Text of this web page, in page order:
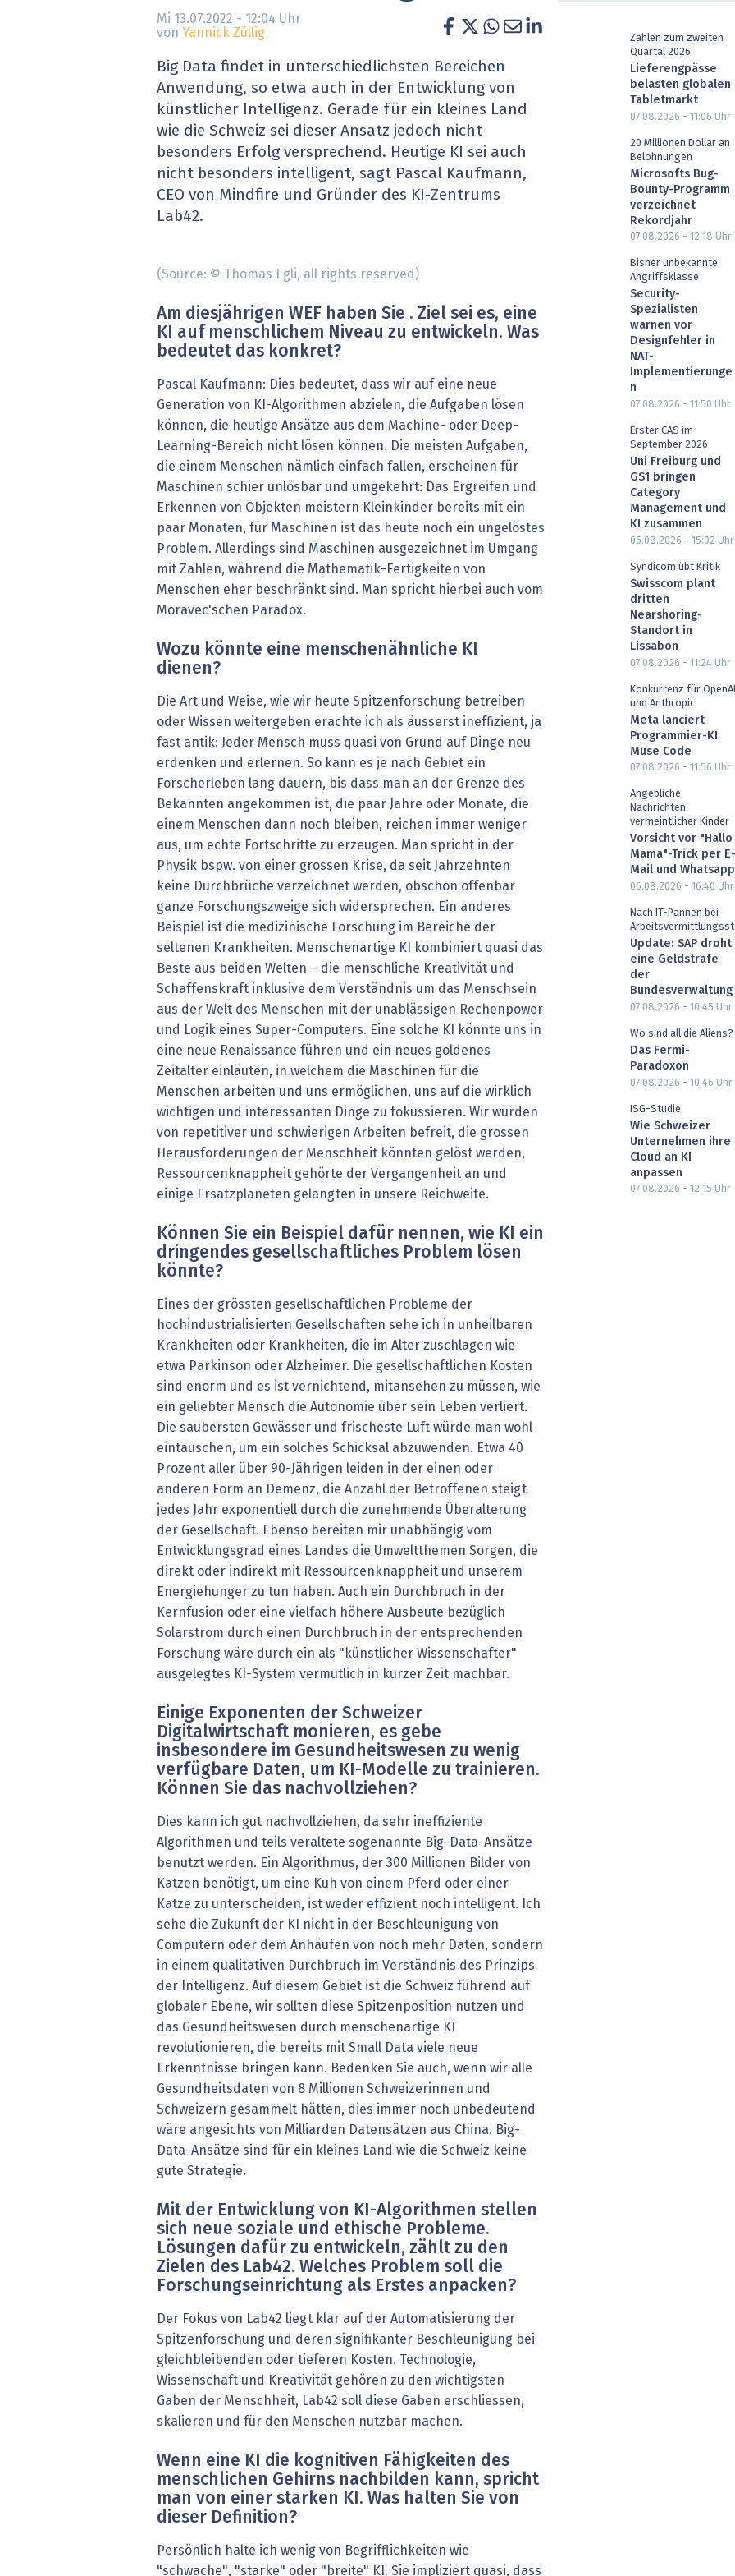
» alle News Gesundheit wird digital
Blockchain
EU-DSGVO
XaaS, Managed Services & Co.
Digital Banking
IT for Health
Artificial Intelligence
Finance 2030
Fintech & Insurtech
Professional AV & Digital Signage
Mi 13.07.2022 - 12:04 Uhr
von Yannick Züllig
Big Data findet in unterschiedlichsten Bereichen
Anwendung, so etwa auch in der Entwicklung von
künstlicher Intelligenz. Gerade für ein kleines Land
wie die Schweiz sei dieser Ansatz jedoch nicht
besonders Erfolg versprechend. Heutige KI sei auch
nicht besonders intelligent, sagt Pascal Kaufmann,
CEO von Mindfire und Gründer des KI-Zentrums
Lab42.
(Source: © Thomas Egli, all rights reserved)
Am diesjährigen WEF haben Sie . Ziel sei es, eine
KI
auf menschlichem Niveau zu entwickeln. Was
bedeutet das konkret?
Pascal Kaufmann: Dies bedeutet, dass wir auf eine neue
Generation von KI-Algorithmen abzielen, die Aufgaben lösen
können, die heutige Ansätze aus dem Machine- oder Deep-
Learning-Bereich nicht lösen können. Die meisten Aufgaben,
die einem Menschen nämlich einfach fallen, erscheinen für
Maschinen schier unlösbar und umgekehrt: Das Ergreifen und
Erkennen von Objekten meistern Kleinkinder bereits mit ein
paar Monaten, für Maschinen ist das heute noch ein ungelöstes
Problem. Allerdings sind Maschinen ausgezeichnet im Umgang
mit Zahlen, während die Mathematik-Fertigkeiten von
Menschen eher beschränkt sind. Man spricht hierbei auch vom
Moravec'schen Paradox.
Wozu könnte eine menschenähnliche KI
dienen?
Die Art und Weise, wie wir heute Spitzenforschung betreiben
oder Wissen weitergeben erachte ich als äusserst ineffizient, ja
fast antik: Jeder Mensch muss quasi von Grund auf Dinge neu
erdenken und erlernen. So kann es je nach Gebiet ein
Forscherleben lang dauern, bis dass man an der Grenze des
Bekannten angekommen ist, die paar Jahre oder Monate, die
einem Menschen dann noch bleiben, reichen immer weniger
aus, um echte Fortschritte zu erzeugen. Man spricht in der
Physik bspw. von einer grossen Krise, da seit Jahrzehnten
keine Durchbrüche verzeichnet werden, obschon offenbar
ganze Forschungszweige sich widersprechen. Ein anderes
Beispiel ist die medizinische Forschung im Bereiche der
seltenen Krankheiten. Menschenartige KI kombiniert quasi das
Beste aus beiden Welten – die menschliche Kreativität und
Schaffenskraft inklusive dem Verständnis um das Menschsein
aus der Welt des Menschen mit der unablässigen Rechenpower
und Logik eines Super-Computers. Eine solche KI könnte uns in
eine neue Renaissance führen und ein neues goldenes
Zeitalter einläuten, in welchem die Maschinen für die
Menschen arbeiten und uns ermöglichen, uns auf die wirklich
wichtigen und interessanten Dinge zu fokussieren. Wir würden
von repetitiver und schwierigen Arbeiten befreit, die grossen
Herausforderungen der Menschheit könnten gelöst werden,
Ressourcenknappheit gehörte der Vergangenheit an und
einige Ersatzplaneten gelangten in unsere Reichweite.
Können Sie ein Beispiel dafür nennen, wie KI ein
dringendes gesellschaftliches Problem lösen
könnte?
Eines der grössten gesellschaftlichen Probleme der
hochindustrialisierten Gesellschaften sehe ich in unheilbaren
Krankheiten oder Krankheiten, die im Alter zuschlagen wie
etwa Parkinson oder Alzheimer. Die gesellschaftlichen Kosten
sind enorm und es ist vernichtend, mitansehen zu müssen, wie
ein geliebter Mensch die Autonomie über sein Leben verliert.
Die saubersten Gewässer und frischeste Luft würde man wohl
eintauschen, um ein solches Schicksal abzuwenden. Etwa 40
Prozent aller über 90-Jährigen leiden in der einen oder
anderen Form an Demenz, die Anzahl der Betroffenen steigt
jedes Jahr exponentiell durch die zunehmende Überalterung
der Gesellschaft. Ebenso bereiten mir unabhängig vom
Entwicklungsgrad eines Landes die Umweltthemen Sorgen, die
direkt oder indirekt mit Ressourcenknappheit und unserem
Energiehunger zu tun haben. Auch ein Durchbruch in der
Kernfusion oder eine vielfach höhere Ausbeute bezüglich
Solarstrom durch einen Durchbruch in der entsprechenden
Forschung wäre durch ein als "künstlicher Wissenschafter"
ausgelegtes KI-System vermutlich in kurzer Zeit machbar.
Einige Exponenten der Schweizer
Digitalwirtschaft monieren, es gebe
insbesondere im Gesundheitswesen zu wenig
verfügbare Daten, um KI-Modelle zu trainieren.
Können Sie das nachvollziehen?
Dies kann ich gut nachvollziehen, da sehr ineffiziente
Algorithmen und teils veraltete sogenannte Big-Data-Ansätze
benutzt werden. Ein Algorithmus, der 300 Millionen Bilder von
Katzen benötigt, um eine Kuh von einem Pferd oder einer
Katze zu unterscheiden, ist weder effizient noch intelligent. Ich
sehe die Zukunft der KI nicht in der Beschleunigung von
Computern oder dem Anhäufen von noch mehr Daten, sondern
in einem qualitativen Durchbruch im Verständnis des Prinzips
der Intelligenz. Auf diesem Gebiet ist die Schweiz führend auf
globaler Ebene, wir sollten diese Spitzenposition nutzen und
das Gesundheitswesen durch menschenartige KI
revolutionieren, die bereits mit Small Data viele neue
Erkenntnisse bringen kann. Bedenken Sie auch, wenn wir alle
Gesundheitsdaten von 8 Millionen Schweizerinnen und
Schweizern gesammelt hätten, dies immer noch unbedeutend
wäre angesichts von Milliarden Datensätzen aus China. Big-
Data-Ansätze sind für ein kleines Land wie die Schweiz keine
gute Strategie.
Mit der Entwicklung von KI-Algorithmen stellen
sich neue soziale und ethische Probleme.
Lösungen dafür zu entwickeln, zählt zu den
Zielen des Lab42. Welches Problem soll die
Forschungseinrichtung als Erstes anpacken?
Der Fokus von Lab42 liegt klar auf der Automatisierung der
Spitzenforschung und deren signifikanter Beschleunigung bei
gleichbleibenden oder tieferen Kosten. Technologie,
Wissenschaft und Kreativität gehören zu den wichtigsten
Gaben der Menschheit, Lab42 soll diese Gaben erschliessen,
skalieren und für den Menschen nutzbar machen.
Wenn eine KI die kognitiven Fähigkeiten des
menschlichen Gehirns nachbilden kann, spricht
man von einer starken KI. Was halten Sie von
dieser Definition?
Persönlich halte ich wenig von Begrifflichkeiten wie
"schwache", "starke" oder "breite" KI. Sie impliziert quasi, dass
Zahlen zum zweiten
Quartal 2026
Lieferengpässe
belasten globalen
Tabletmarkt
07.08.2026 - 11:06 Uhr
20 Millionen Dollar an
Belohnungen
Microsofts Bug-
Bounty-Programm
verzeichnet
Rekordjahr
07.08.2026 - 12:18 Uhr
Bisher unbekannte
Angriffsklasse
Security-
Spezialisten
warnen vor
Designfehler in
NAT-
Implementierunge
n
07.08.2026 - 11:50 Uhr
Erster CAS im
September 2026
Uni Freiburg und
GS1 bringen
Category
Management und
KI zusammen
06.08.2026 - 15:02 Uhr
Syndicom übt Kritik
Swisscom plant
dritten
Nearshoring-
Standort in
Lissabon
07.08.2026 - 11:24 Uhr
Konkurrenz für OpenAI
und Anthropic
Meta lanciert
Programmier-KI
Muse Code
07.08.2026 - 11:56 Uhr
Angebliche
Nachrichten
vermeintlicher Kinder
Vorsicht vor "Hallo
Mama"-Trick per E-
Mail und Whatsapp
06.08.2026 - 16:40 Uhr
Nach IT-Pannen bei
Update: SAP droht
eine Geldstrafe
der
Bundesverwaltung
07.08.2026 - 10:45 Uhr
Wo sind all die Aliens?
Das Fermi-
Paradoxon
07.08.2026 - 10:46 Uhr
ISG-Studie
Wie Schweizer
Unternehmen ihre
Cloud an KI
anpassen
07.08.2026 - 12:15 Uhr